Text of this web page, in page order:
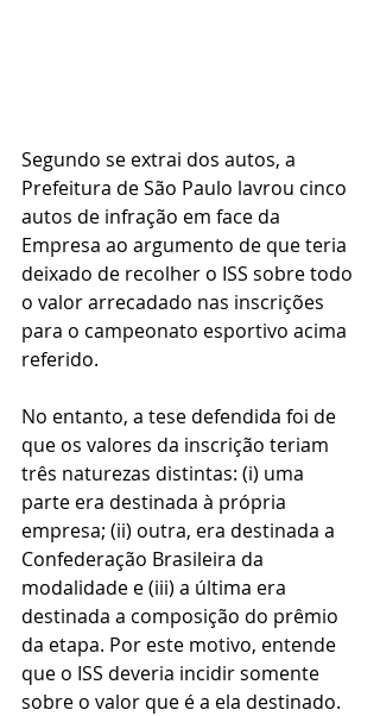
Segundo se extrai dos autos, a
Prefeitura de São Paulo lavrou cinco
autos de infração em face da
Empresa ao argumento de que teria
deixado de recolher o ISS sobre todo
o valor arrecadado nas inscrições
para o campeonato esportivo acima
referido.
No entanto, a tese defendida foi de
que os valores da inscrição teriam
três naturezas distintas: (i) uma
parte era destinada à própria
empresa; (ii) outra, era destinada a
Confederação Brasileira da
modalidade e (iii) a última era
destinada a composição do prêmio
da etapa. Por este motivo, entende
que o ISS deveria incidir somente
sobre o valor que é a ela destinado.